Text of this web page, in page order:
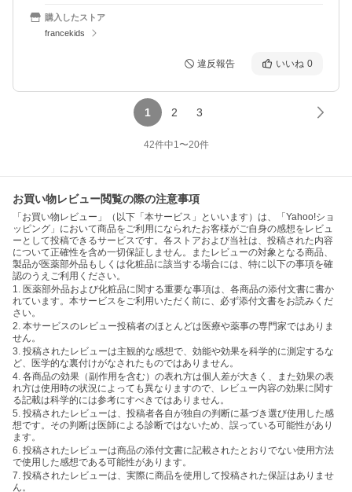
購入したストア
francekids
違反報告 いいね 0
1 2 3
42件中1〜20件
お買い物レビュー閲覧の際の注意事項
「お買い物レビュー」（以下「本サービス」といいます）は、「Yahoo!ショ
ッピング」において商品をご利用になられたお客様がご自身の感想をレビュ
ーとして投稿できるサービスです。各ストアおよび当社は、投稿された内容
について正確性を含め一切保証しません。またレビューの対象となる商品、
製品が医薬部外品もしくは化粧品に該当する場合には、特に以下の事項を確
認のうえご利用ください。
1. 医薬部外品および化粧品に関する重要な事項は、各商品の添付文書に書か
れています。本サービスをご利用いただく前に、必ず添付文書をお読みくだ
さい。
2. 本サービスのレビュー投稿者のほとんどは医療や薬事の専門家ではありま
せん。
3. 投稿されたレビューは主観的な感想で、効能や効果を科学的に測定するな
ど、医学的な裏付けがなされたものではありません。
4. 各商品の効果（副作用を含む）の表れ方は個人差が大きく、また効果の表
れ方は使用時の状況によっても異なりますので、レビュー内容の効果に関す
る記載は科学的には参考にすべきではありません。
5. 投稿されたレビューは、投稿者各自が独自の判断に基づき選び使用した感
想です。その判断は医師による診断ではないため、誤っている可能性があり
ます。
6. 投稿されたレビューは商品の添付文書に記載されたとおりでない使用方法
で使用した感想である可能性があります。
7. 投稿されたレビューは、実際に商品を使用して投稿された保証はありませ
ん。